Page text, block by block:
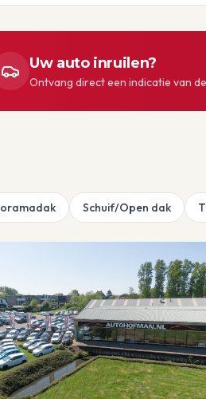
Uw auto inruilen?
Ontvang direct een indicatie van
Schuif/Open dak